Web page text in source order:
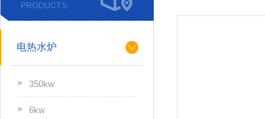
PRODUCTS
电热水炉
350kw
6kw